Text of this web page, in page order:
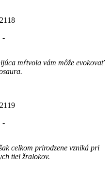
-
mŕtvola vám môže evokovať
-
celkom prirodzene vzniká pri
tiel žralokov.